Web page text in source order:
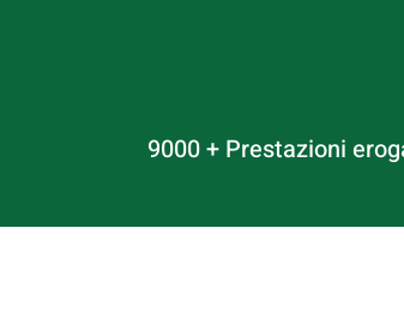
9000 + Prestazioni